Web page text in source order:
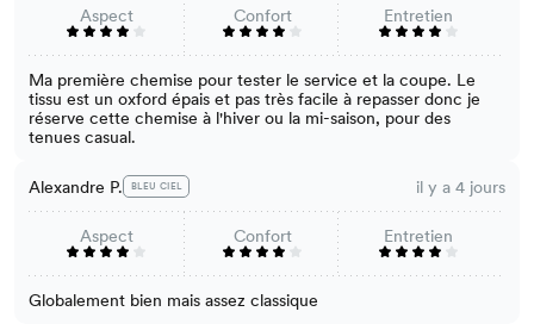
Aspect Confort Entretien
Ma première chemise pour tester le service et la coupe. Le
tissu est un oxford épais et pas très facile à repasser donc je
réserve cette chemise à l'hiver ou la mi-saison, pour des
tenues casual.
Alexandre P. BLEU CIEL il y a 4 jours
Aspect Confort Entretien
Globalement bien mais assez classique